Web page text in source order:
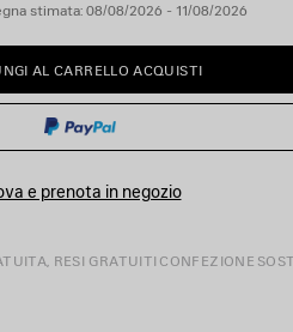
stimata: 08/08/2026 - 11/08/2026
AGGIUNGI
AL
ACQUISTI
AL CARRELLO ACQUISTI
SELEZIONA
UNA
e prenota in negozio
RESI GRATUITI CONFEZIONE